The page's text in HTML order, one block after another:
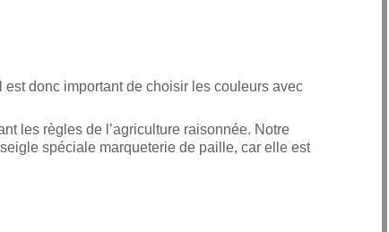
donc important de choisir les couleurs avec
les règles de l’agriculture raisonnée. Notre
spéciale marqueterie de paille, car elle est